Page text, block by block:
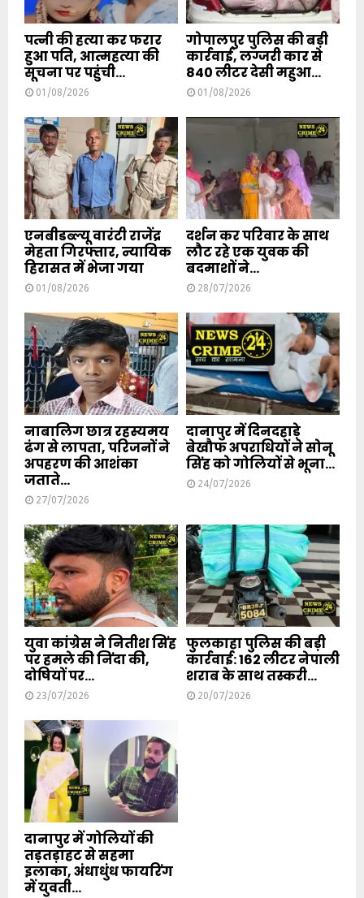
पत्नी की हत्या कर फरार
हुआ पति, आत्महत्या की
सूचना पर पहुंची...
01/08/2026
गोपालपुर पुलिस की बड़ी
कार्रवाई, लग्जरी कार से
840 लीटर देसी महुआ...
01/08/2026
एनबीडब्ल्यू वारंटी राजेंद्र
मेहता गिरफ्तार, न्यायिक
हिरासत में भेजा गया
01/08/2026
दर्शन कर परिवार के साथ
लौट रहे एक युवक की
बदमाशों ने...
28/07/2026
नाबालिग छात्र रहस्यमय
ढंग से लापता, परिजनों ने
अपहरण की आशंका
जताते...
27/07/2026
दानापुर में दिनदहाड़े
बेखौफ अपराधियों ने सोनू
सिंह को गोलियों से भूना...
24/07/2026
युवा कांग्रेस ने नितीश सिंह
पर हमले की निंदा की,
दोषियों पर...
23/07/2026
फुलकाहा पुलिस की बड़ी
कार्रवाई: 162 लीटर नेपाली
शराब के साथ तस्करी...
20/07/2026
दानापुर में गोलियों की
तड़तड़ाहट से सहमा
इलाका, अंधाधुंध फायरिंग
में युवती...